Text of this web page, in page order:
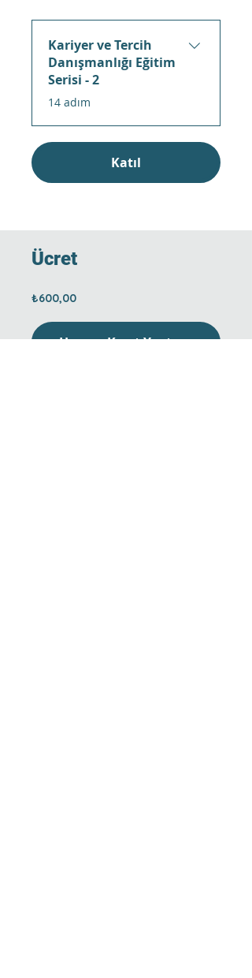
Kariyer ve Tercih
Danışmanlığı Eğitim
Serisi - 2
.14 adım
Katıl
Ücret
₺600,00
Hemen Kayıt Yaptırın